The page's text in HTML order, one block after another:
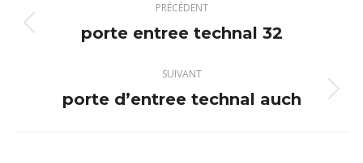
album
PRÉCÉDENT
Album
:
porte entree technal 32
SUIVANT
Album
porte d’entree technal auch